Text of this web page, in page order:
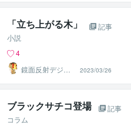
「立ち上がる木」
記事
小説
4
鏡面反射デジタ
ルアート製作所
（鈴木穣）
2023/03/26
ブラックサチコ登場
記事
コラム